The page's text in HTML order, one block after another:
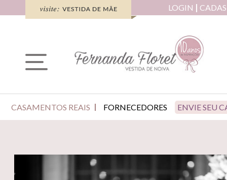
LOGIN
CASAMENTOS REAIS FORNECEDORES ENVIE SEU